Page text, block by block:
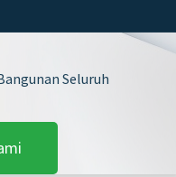
Seluruh